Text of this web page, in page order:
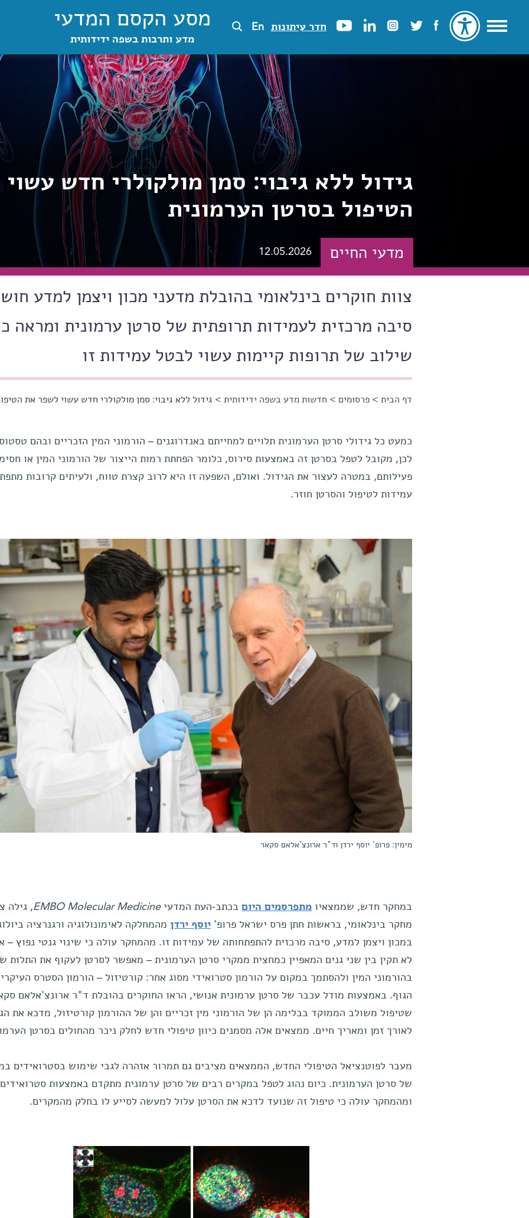
חדר עיתונות En מסע הקסם המדעי
מדע ותרבות בשפה ידידותית
גידול ללא גיבוי: סמן מולקולרי חדש
הטיפול בסרטן הערמונית
מדעי החיים 12.05.2026
צוות חוקרים בינלאומי בהובלת מדעני מכון ויצמן למדע
סיבה מרכזית לעמידות תרופתית של סרטן ערמונית ומראה
שילוב של תרופות קיימות עשוי לבטל עמידות זו
הינך נמצא כאן
דף הבית >פרסומים > חדשות מדע בשפה ידידותית > גידול ללא גיבוי: סמן מולקולרי חדש עשוי לשפר את
כמעט כל גידולי סרטן הערמונית תלויים למחייתם באנדרוגנים – הורמוני המין הזכריים ובהם
לכן, מקובל לטפל בסרטן זה באמצעות סירוס, כלומר הפחתת רמות הייצור של הורמוני המין או
פעילותם, במטרה לעצור את הגידול. ואולם, השפעה זו היא לרוב קצרת טווח, ולעיתים קרובות
עמידות לטיפול והסרטן חוזר.
מימין: פרופ' יוסף ירדן וד"ר ארונצ'אלאם סקאר
במחקר חדש, שממצאיו מתפרסמים היוםבכתב-העת המדעיEMBO Molecular Medicine, גילה
מחקר בינלאומי, בראשות חתן פרס ישראל פרופ' יוסף ירדן מהמחלקה לאימונולוגיה ורגנרציה
במכון ויצמן למדע, סיבה מרכזית להתפתחותה של עמידות זו. מהמחקר עולה כי שינוי גנטי נפוץ –
לא תקין בין שני גנים המאפיין כמחצית ממקרי סרטן הערמונית – מאפשר לסרטן לעקוף את התלות
בהורמוני המין ולהסתמך במקום על הורמון סטרואידי מסוג אחר: קורטיזול – הורמון הסטרס
הגוף. באמצעות מודל עכבר של סרטן ערמונית אנושי, הראו החוקרים בהובלת ד"ר ארונצ'אלאם
שטיפול משולב הממוקד בבלימה הן של הורמוני מין זכריים והן של ההורמון קורטיזול, מדכא את
לאורך זמן ומאריך חיים. ממצאים אלה מסמנים כיוון טיפולי חדש לחלק ניכר מהחולים בסרטן
מעבר לפוטנציאל הטיפולי החדש, הממצאים מציבים גם תמרור אזהרה לגבי שימוש בסטרואידים
של סרטן הערמונית. כיום נהוג לטפל במקרים רבים של סרטן ערמונית מתקדם באמצעות
ומהמחקר עולה כי טיפול זה שנועד לדכא את הסרטן עלול למעשה לסייע לו בחלק מהמקרים.